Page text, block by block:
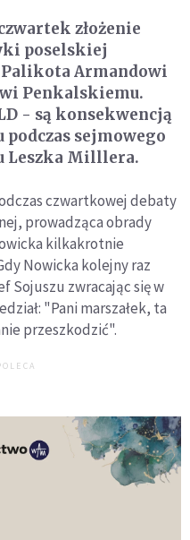
złożenie
poselskiej
Palikota Armandowi
Penkalskiemu.
- są konsekwencją
podczas sejmowego
Leszka Milllera.
czwartkowej debaty
prowadząca obrady
kilkakrotnie
Nowicka kolejny raz
Sojuszu zwracając się w
"Pani marszałek, ta
przeszkodzić".